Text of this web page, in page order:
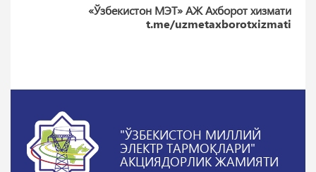
«Ўзбекистон МЭТ» АЖ Ахборот хизмати
t.me/uzmetaxborotxizmati
"ЎЗБЕКИСТОН МИЛЛИЙ
ЭЛЕКТР ТАРМОҚЛАРИ"
АКЦИЯДОРЛИК ЖАМИЯТИ